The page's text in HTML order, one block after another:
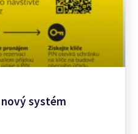
systém